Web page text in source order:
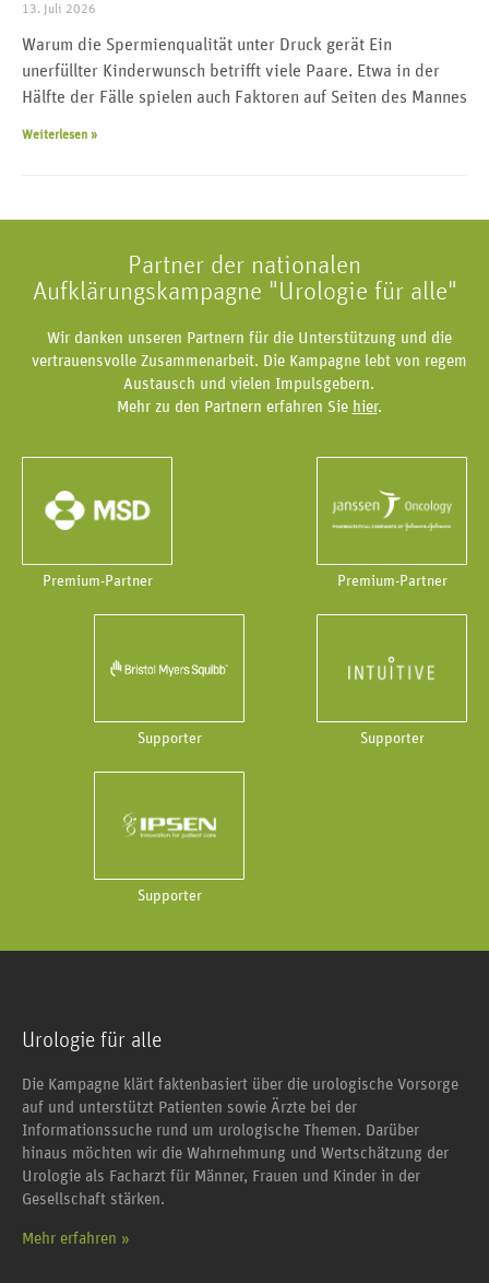
13. Juli 2026
Warum die Spermienqualität unter Druck gerät Ein
unerfüllter Kinderwunsch betrifft viele Paare. Etwa in der
Hälfte der Fälle spielen auch Faktoren auf Seiten des Mannes
Weiterlesen »
Partner der nationalen
Aufklärungskampagne "Urologie für alle"
Wir danken unseren Partnern für die Unterstützung und die
vertrauensvolle Zusammenarbeit. Die Kampagne lebt von regem
Austausch und vielen Impulsgebern.
Mehr zu den Partnern erfahren Sie hier.
Premium-Partner Premium-Partner
Supporter Supporter
Supporter
Urologie für alle
Die Kampagne klärt faktenbasiert über die urologische Vorsorge
auf und unterstützt Patienten sowie Ärzte bei der
Informationssuche rund um urologische Themen. Darüber
hinaus möchten wir die Wahrnehmung und Wertschätzung der
Urologie als Facharzt für Männer, Frauen und Kinder in der
Gesellschaft stärken.
Mehr erfahren »